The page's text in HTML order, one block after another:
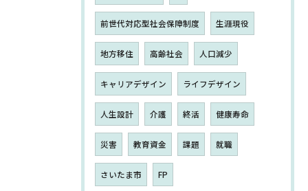
前世代対応型社会保障制度 生涯現役
地方移住 高齢社会 人口減少
キャリアデザイン ライフデザイン
人生設計 介護 終活 健康寿命
災害 教育資金 課題 就職
さいたま市 FP